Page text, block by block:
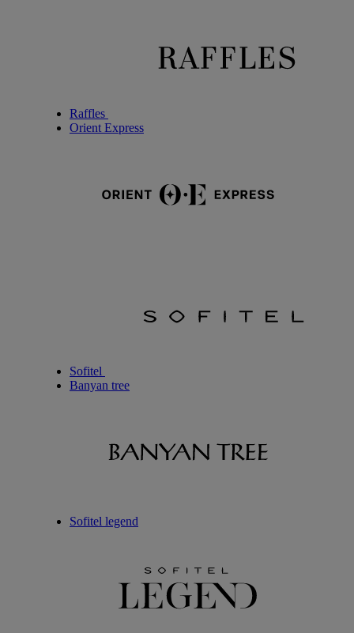
Raffles
Orient Express
Sofitel
Banyan tree
Sofitel legend